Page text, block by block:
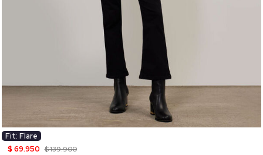
Fit: Flare
$ 69.950 $ 139.900